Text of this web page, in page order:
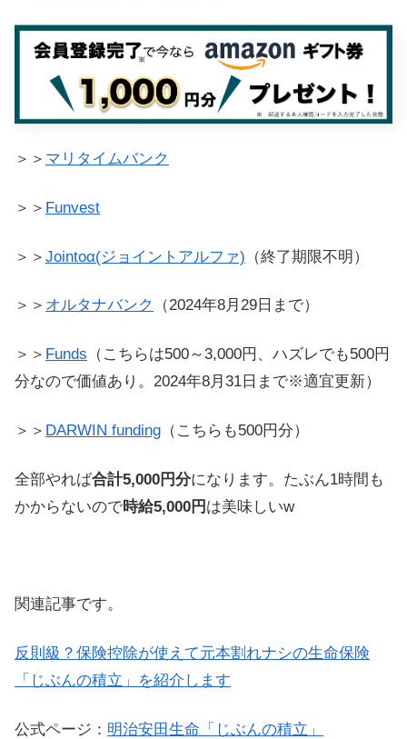
＞＞ マリタイムバンク
＞＞ Funvest
＞＞ Jointoα(ジョイントアルファ) （終了期限不明）
＞＞ オルタナバンク （2024年8月29日まで）
＞＞ Funds （こちらは500～3,000円、ハズレでも500円
分なので価値あり。2024年8月31日まで※適宜更新）
＞＞ DARWIN funding （こちらも500円分）
全部やれば合計5,000円分になります。たぶん1時間も
かからないので時給5,000円 は美味しいw
関連記事です。
反則級？保険控除が使えて元本割れナシの生命保険
「じぶんの積立」を紹介します
公式ページ： 明治安田生命「じぶんの積立」